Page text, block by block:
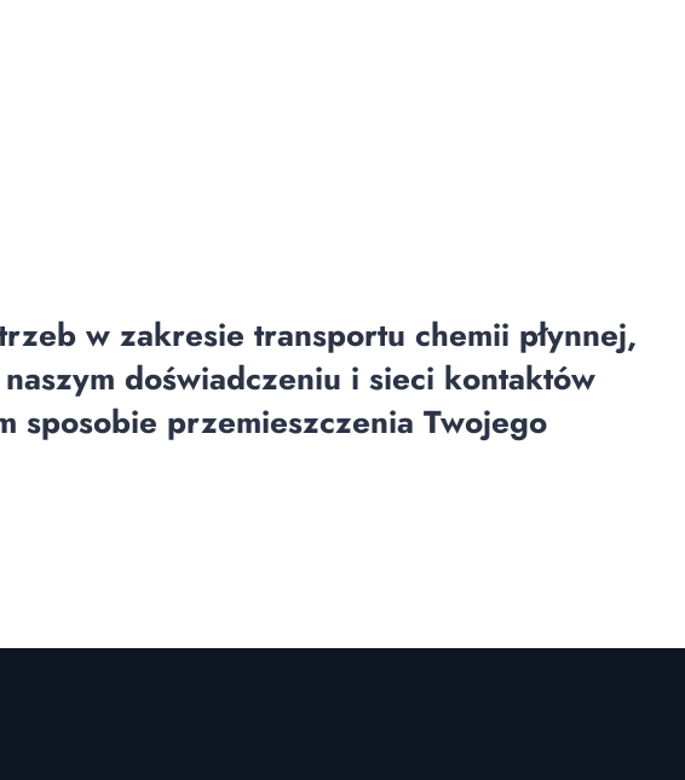
w zakresie transportu chemii płynnej,
doświadczeniu i sieci kontaktów
sposobie przemieszczenia Twojego